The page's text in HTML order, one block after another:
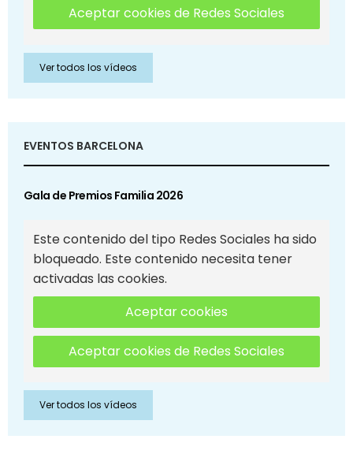
Aceptar cookies de Redes Sociales
Ver todos los vídeos
EVENTOS BARCELONA
Gala de Premios Familia 2026
Este contenido del tipo Redes Sociales ha sido
bloqueado. Este contenido necesita tener
activadas las cookies.
Aceptar cookies
Aceptar cookies de Redes Sociales
Ver todos los vídeos